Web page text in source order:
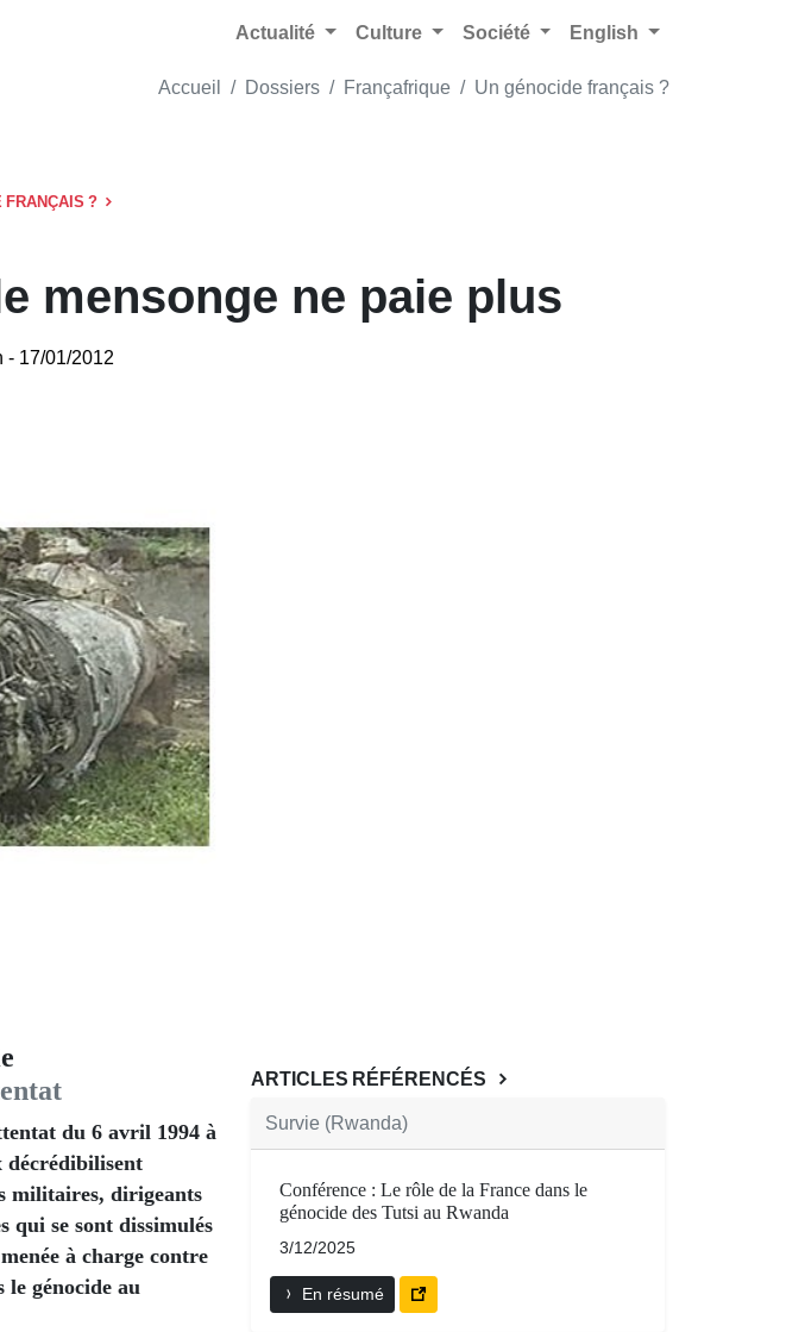
Actualité Culture Société English
Accueil Dossiers Françafrique Un génocide français ?
FRANÇAIS ?
mensonge ne paie plus
- 17/01/2012
du 6 avril 1994 à
décrédibilisent
militaires, dirigeants
qui se sont dissimulés
à charge contre
génocide au
ARTICLES RÉFÉRENCÉS
Survie (Rwanda)
Conférence : Le rôle de la France dans le
génocide des Tutsi au Rwanda
3/12/2025
En résumé